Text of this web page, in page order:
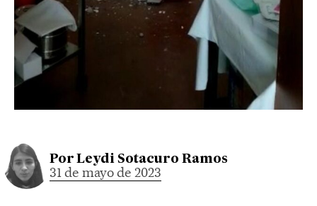
Por Leydi Sotacuro Ramos
31 de mayo de 2023